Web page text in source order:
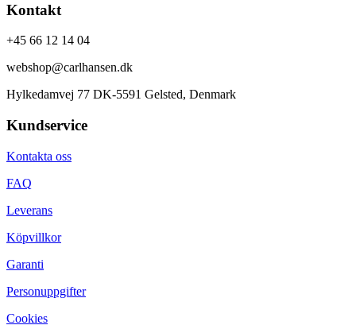
Kontakt
+45 66 12 14 04
webshop@carlhansen.dk
Hylkedamvej 77 DK-5591 Gelsted, Denmark
Kundservice
Kontakta oss
FAQ
Leverans
Köpvillkor
Garanti
Personuppgifter
Cookies